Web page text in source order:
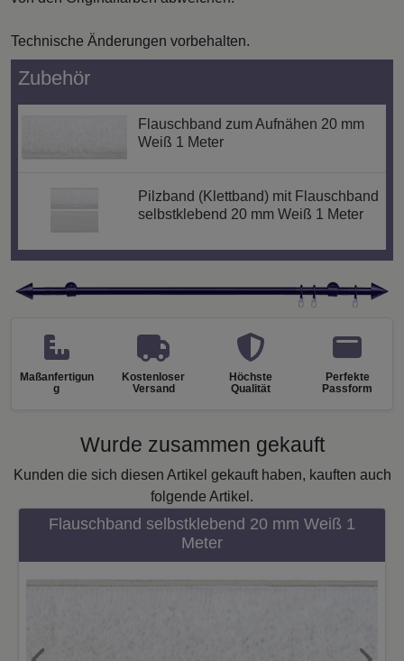
Technische Änderungen vorbehalten.
Zubehör
Flauschband zum Aufnähen 20 mm
Weiß 1 Meter
Pilzband (Klettband) mit Flauschband
selbstklebend 20 mm Weiß 1 Meter
Maßanfertigun
g
Kostenloser
Versand
Höchste
Qualität
Perfekte
Passform
Wurde zusammen gekauft
Kunden die sich diesen Artikel gekauft haben, kauften auch
folgende Artikel.
Flauschband selbstklebend 20 mm Weiß 1
Meter